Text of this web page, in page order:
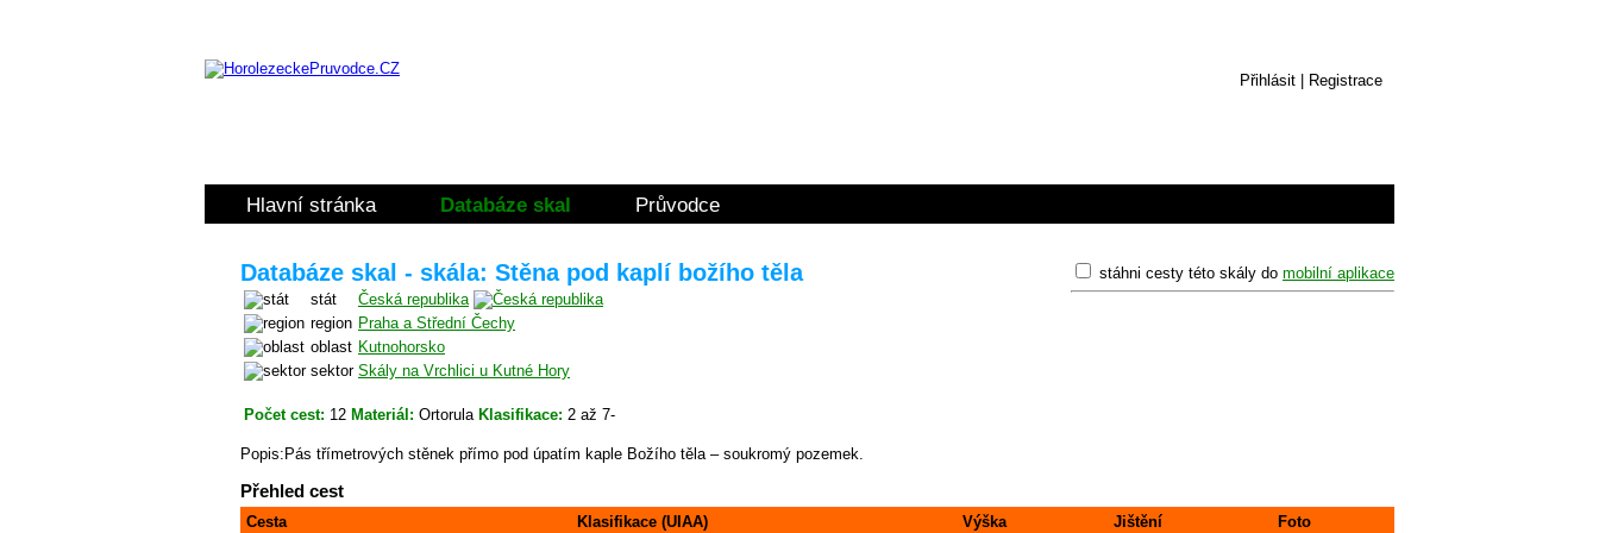
Přihlásit Registrace
Hlavní stránka Databáze skal Průvodce
stáhni cesty této skály do mobilní aplikace
Databáze skal - skála: Stěna pod kaplí božího těla
stát
Česká republika
region Praha a Střední Čechy
oblast Kutnohorsko
sektor Skály na Vrchlici u Kutné Hory
Počet cest: 12 Materiál: Ortorula Klasifikace: 2 až 7-
Popis:Pás třímetrových stěnek přímo pod úpatím kaple Božího těla – soukromý pozemek.
Přehled cest
Cesta Klasifikace (UIAA) Výška Jištění
Foto